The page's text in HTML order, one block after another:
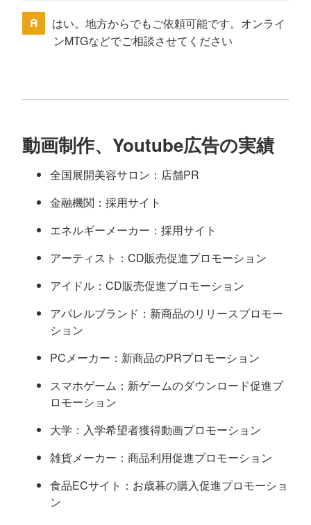
はい。地方からでもご依頼可能です。オンライ
ンMTGなどでご相談させてください
動画制作、Youtube広告の実績
全国展開美容サロン：店舗PR
金融機関：採用サイト
エネルギーメーカー：採用サイト
アーティスト：CD販売促進プロモーション
アイドル：CD販売促進プロモーション
アパレルブランド：新商品のリリースプロモー
ション
PCメーカー：新商品のPRプロモーション
スマホゲーム：新ゲームのダウンロード促進プ
ロモーション
大学：入学希望者獲得動画プロモーション
雑貨メーカー：商品利用促進プロモーション
食品ECサイト：お歳暮の購入促進プロモーショ
ン